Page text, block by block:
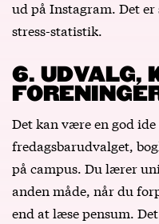
ud på Instagram. Det
stress-statistik.
6. UDVALG,
Det kan være en god
fredagsbarudvalget,
på campus. Du lærer
anden måde, når du
end at læse pensum.